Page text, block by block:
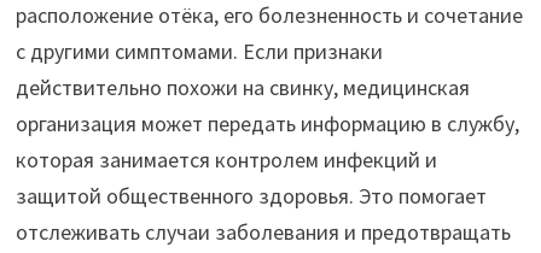
расположение отёка, его болезненность и сочетание
с другими симптомами. Если признаки
действительно похожи на свинку, медицинская
организация может передать информацию в службу,
которая занимается контролем инфекций и
защитой общественного здоровья. Это помогает
отслеживать случаи заболевания и предотвращать